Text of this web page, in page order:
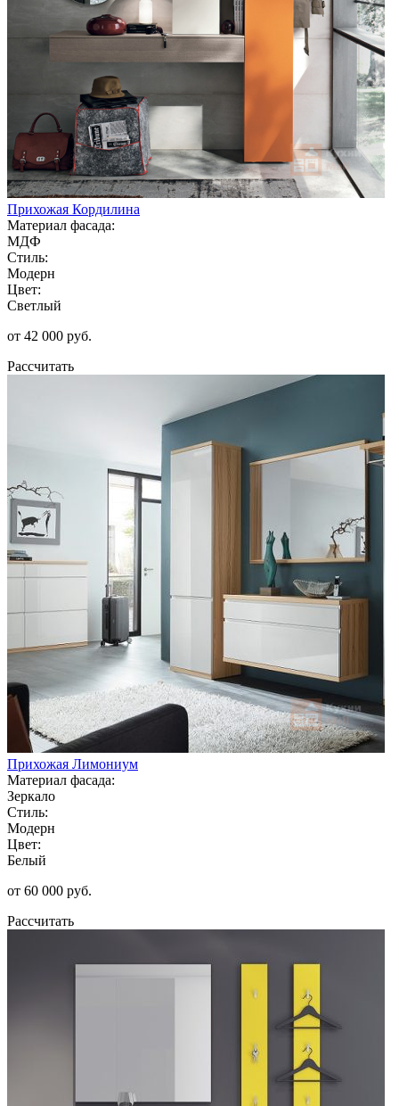
Прихожая Кордилина
Материал фасада:
МДФ
Стиль:
Модерн
Цвет:
Светлый
от 42 000 руб.
Рассчитать
Прихожая Лимониум
Материал фасада:
Зеркало
Стиль:
Модерн
Цвет:
Белый
от 60 000 руб.
Рассчитать